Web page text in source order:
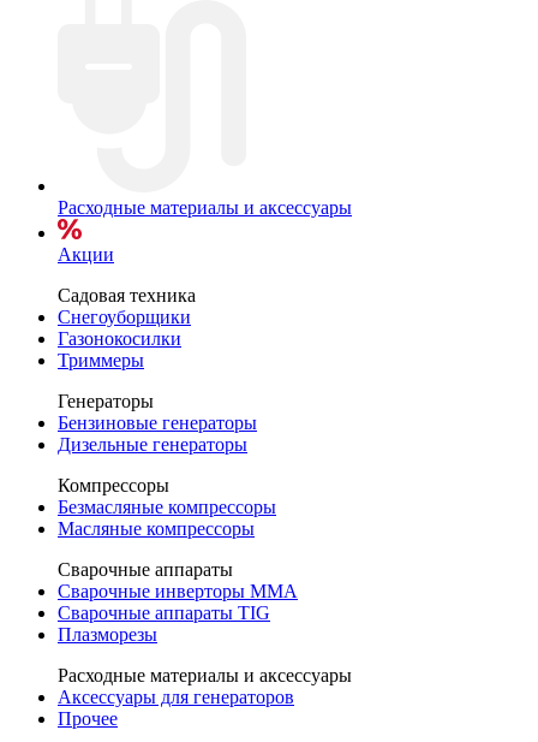
Расходные материалы и аксессуары
Акции
Садовая техника
Снегоуборщики
Газонокосилки
Триммеры
Генераторы
Бензиновые генераторы
Дизельные генераторы
Компрессоры
Безмасляные компрессоры
Масляные компрессоры
Сварочные аппараты
Сварочные инверторы MMA
Сварочные аппараты TIG
Плазморезы
Расходные материалы и аксессуары
Аксессуары для генераторов
Прочее